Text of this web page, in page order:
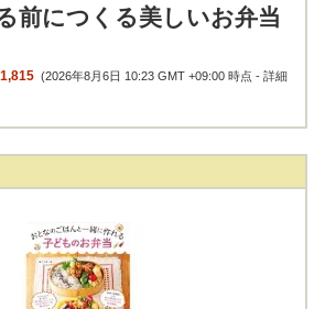
前につくる美しいお弁当
1,815 (2026年8月6日 10:23 GMT +09:00 時点 -詳細